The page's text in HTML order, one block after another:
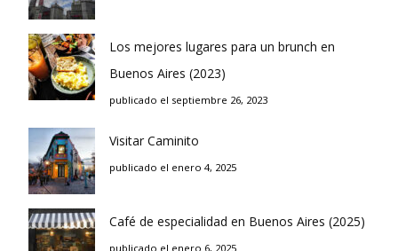
Los mejores lugares para un brunch en
Buenos Aires (2023)
publicado el septiembre 26, 2023
Visitar Caminito
publicado el enero 4, 2025
Café de especialidad en Buenos Aires (2025)
publicado el enero 6, 2025